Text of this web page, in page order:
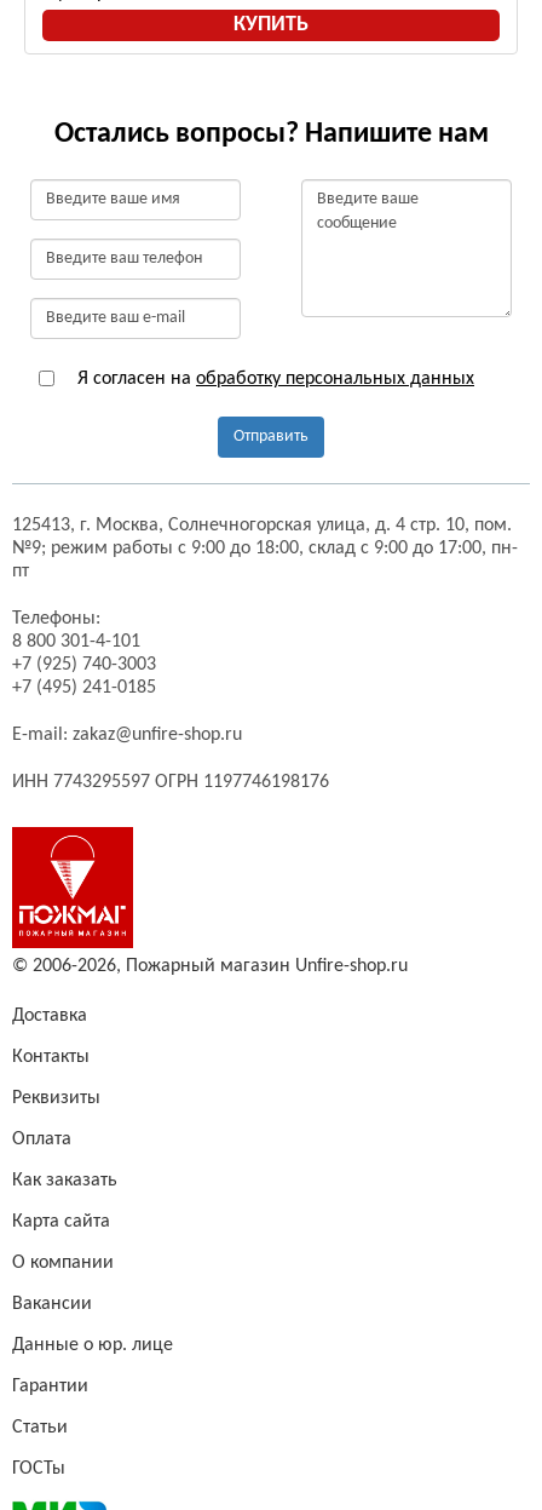
КУПИТЬ
Остались вопросы? Напишите нам
Я согласен на обработку персональных данных
Отправить
125413, г. Москва, Солнечногорская улица, д. 4 стр. 10, пом.
№9; режим работы с 9:00 до 18:00, склад с 9:00 до 17:00, пн-
пт
Телефоны:
8 800 301-4-101
+7 (925) 740-3003
+7 (495) 241-0185
E-mail: zakaz@unfire-shop.ru
ИНН 7743295597 ОГРН 1197746198176
© 2006-2026, Пожарный магазин Unfire-shop.ru
Доставка
Контакты
Реквизиты
Оплата
Как заказать
Карта сайта
О компании
Вакансии
Данные о юр. лице
Гарантии
Статьи
ГОСТы